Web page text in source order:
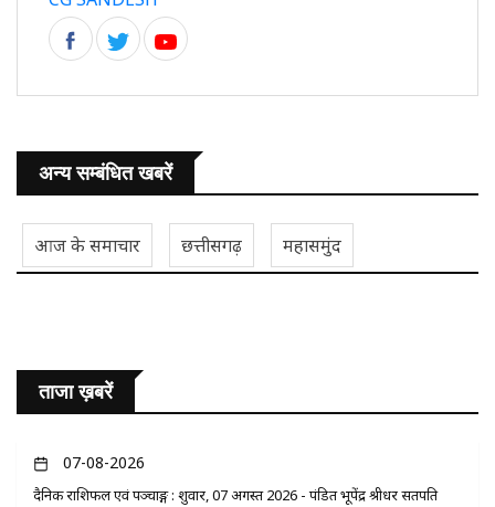
अन्य सम्बंधित खबरें
आज के समाचार छत्तीसगढ़ महासमुंद
ताजा ख़बरें
07-08-2026
दैनिक राशिफल एवं पञ्चाङ्ग : शुक्रवार, 07 अगस्त 2026 - पंडित भूपेंद्र श्रीधर सतपति